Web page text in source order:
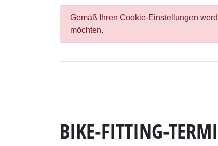
Gemäß Ihren Cookie-Einstellungen
möchten.
BIKE-FITTING-